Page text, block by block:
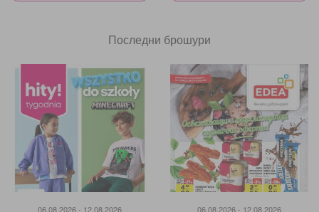
Последни брошури
06.08.2026 - 12.08.2026 06.08.2026 - 12.08.2026